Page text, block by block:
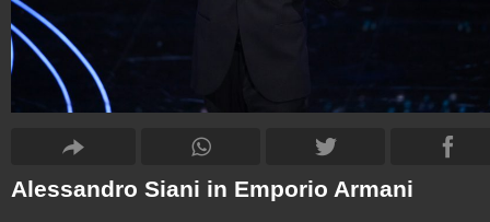
Alessandro Siani in Emporio Armani